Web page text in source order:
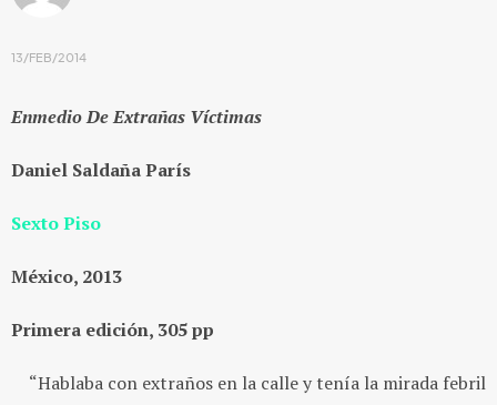
13/FEB/2014
Enmedio De Extrañas Víctimas
Daniel Saldaña París
Sexto Piso
México, 2013
Primera edición, 305 pp
“Hablaba con extraños en la calle y tenía la mirada febril